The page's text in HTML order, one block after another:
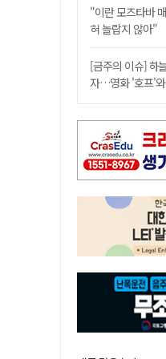
"이란 모즈타바
혀 놀랍지 않아"
[금주의 이슈] 하
자…영화 '호프'